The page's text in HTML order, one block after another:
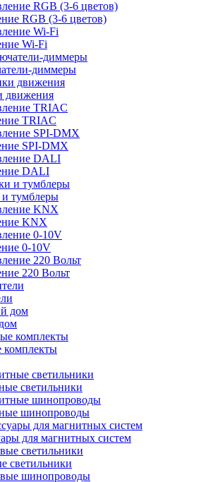
RGB (3-6 цветов)
Wi-Fi
диммеры
движения
TRIAC
SPI-DMX
DALI
тумблеры
KNX
0-10V
220 Вольт
комплекты
светильники
шинопроводы
для магнитных систем
светильники